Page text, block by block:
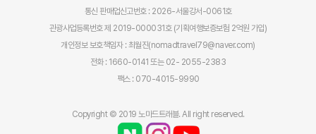
통신 판매업신고번호 : 2026-서울강서-0061호
관광사업등록번호 제 2019-000031호 (기획여행보증보험 2억원 가입)
개인정보 보호책임자 : 최월진(nomadtravel79@naver.com)
전화 : 1660-0141 또는 02- 2055-2383
팩스 : 070-4015-9990
Copyright © 2019 노마드트래블. All right reserved.